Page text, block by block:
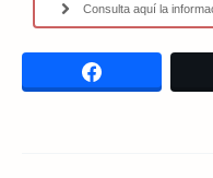
Consulta aquí la